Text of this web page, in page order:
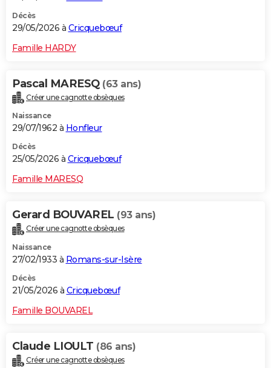
Décès
29/05/2026 à Cricquebœuf
Famille HARDY
Pascal MARESQ (63 ans)
Créer une cagnotte obsèques
Naissance
29/07/1962 à Honfleur
Décès
25/05/2026 à Cricquebœuf
Famille MARESQ
Gerard BOUVAREL (93 ans)
Créer une cagnotte obsèques
Naissance
27/02/1933 à Romans-sur-Isère
Décès
21/05/2026 à Cricquebœuf
Famille BOUVAREL
Claude LIOULT (86 ans)
Créer une cagnotte obsèques